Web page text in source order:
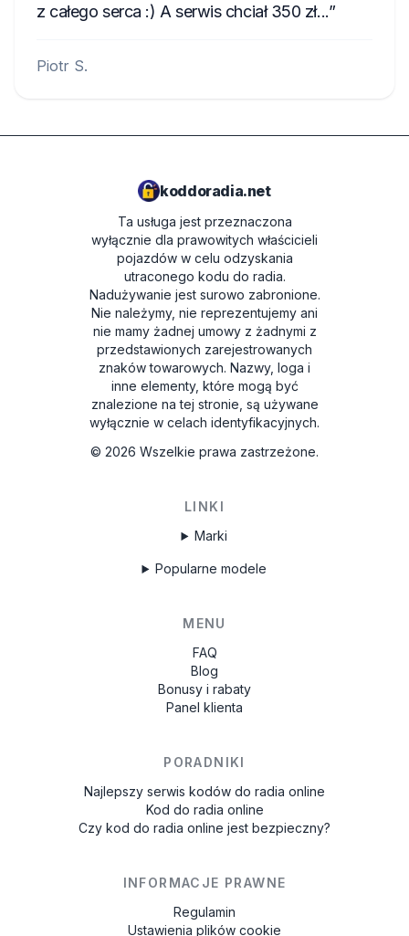
z całego serca :) A serwis chciał 350 zł...
Piotr S.
koddoradia.net
Ta usługa jest przeznaczona
wyłącznie dla prawowitych właścicieli
pojazdów w celu odzyskania
utraconego kodu do radia.
Nadużywanie jest surowo zabronione.
Nie należymy, nie reprezentujemy ani
nie mamy żadnej umowy z żadnymi z
przedstawionych zarejestrowanych
znaków towarowych. Nazwy, loga i
inne elementy, które mogą być
znalezione na tej stronie, są używane
wyłącznie w celach identyfikacyjnych.
© 2026 Wszelkie prawa zastrzeżone.
LINKI
Marki
Popularne modele
MENU
FAQ
Blog
Bonusy i rabaty
Panel klienta
PORADNIKI
Najlepszy serwis kodów do radia online
Kod do radia online
Czy kod do radia online jest bezpieczny?
INFORMACJE PRAWNE
Regulamin
Ustawienia plików cookie